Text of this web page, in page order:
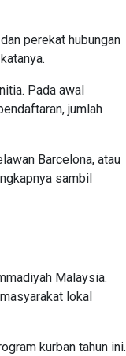
perekat hubungan
Pada awal
jumlah
Barcelona, atau
sambil
Malaysia.
lokal
kurban tahun ini.